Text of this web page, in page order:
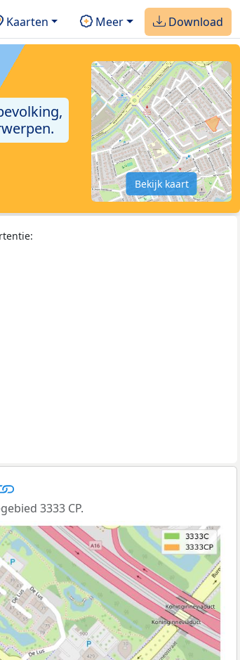
Kaarten Meer Download
Bekijk kaart
3333 CP.